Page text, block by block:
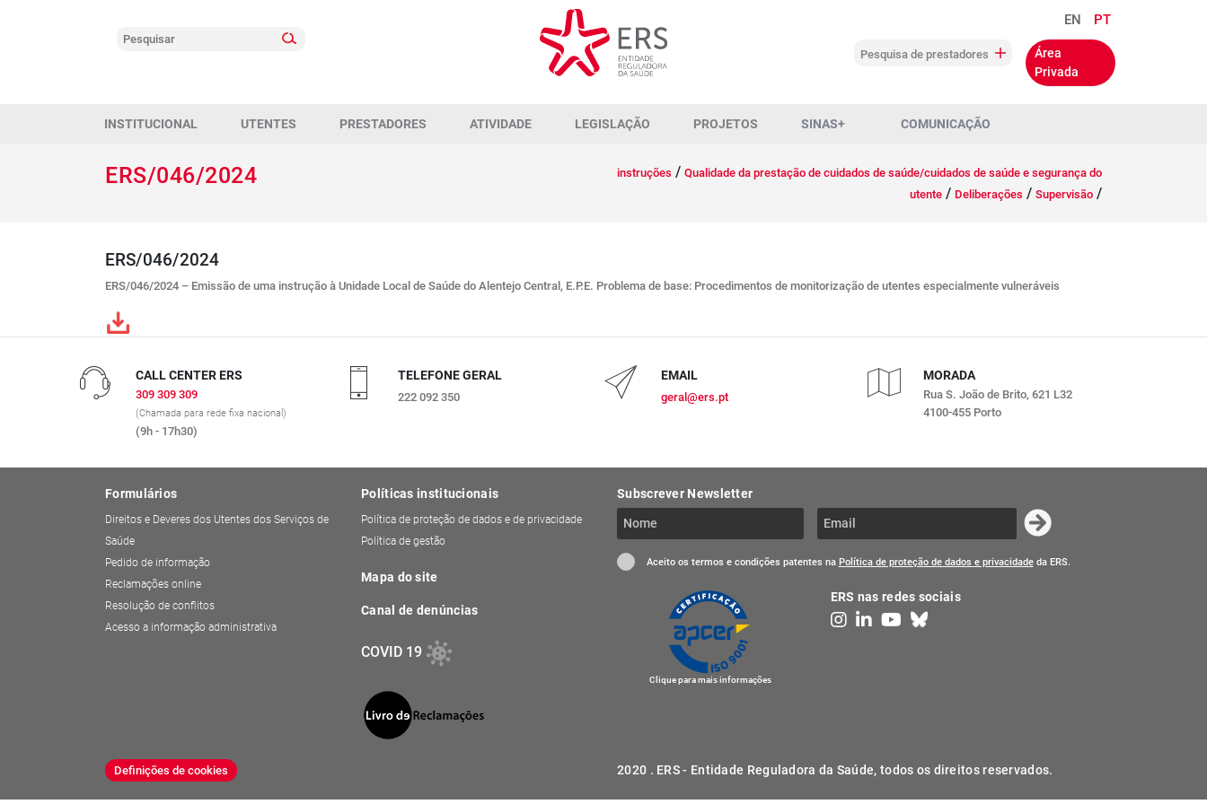
EN PT
Área
Privada
Pesquisa de prestadores
INSTITUCIONAL UTENTES PRESTADORES ATIVIDADE LEGISLAÇÃO PROJETOS SINAS+ COMUNICAÇÃO
ERS/046/2024 instruções / Qualidade da prestação de cuidados de saúde/cuidados de saúde e segurança do
utente / Deliberações / Supervisão /
ERS/046/2024
ERS/046/2024 – Emissão de uma instrução à Unidade Local de Saúde do Alentejo Central, E.P.E. Problema de base: Procedimentos de monitorização de utentes especialmente vulneráveis
CALL CENTER ERS
309 309 309
(Chamada para rede fixa nacional)
(9h - 17h30)
TELEFONE GERAL
222 092 350
EMAIL
geral@ers.pt
MORADA
Rua S. João de Brito, 621 L32
4100-455 Porto
Formulários
Direitos e Deveres dos Utentes dos Serviços de
Saúde
Pedido de informação
Reclamações online
Resolução de conflitos
Acesso a informação administrativa
Políticas institucionais
Política de proteção de dados e de privacidade
Política de gestão
Mapa do site
Canal de denúncias
COVID 19
Subscrever Newsletter
Aceito os termos e condições patentes na Política de proteção de dados e privacidadeda ERS.
Clique para mais informações
ERS nas redes sociais
Definições de cookies 2020 . ERS - Entidade Reguladora da Saúde, todos os direitos reservados.